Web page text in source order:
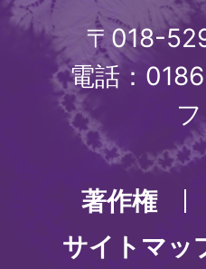
〒018-
電話：
著作権
サイトマッ